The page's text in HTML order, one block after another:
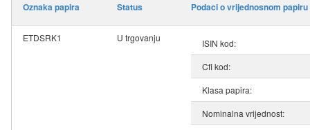
Oznaka papira Status Podaci o vrijednosnom papiru
ETDSRK1 U trgovanju
ISIN kod:
Cfi kod:
Klasa papira:
Nominalna vrijednost: